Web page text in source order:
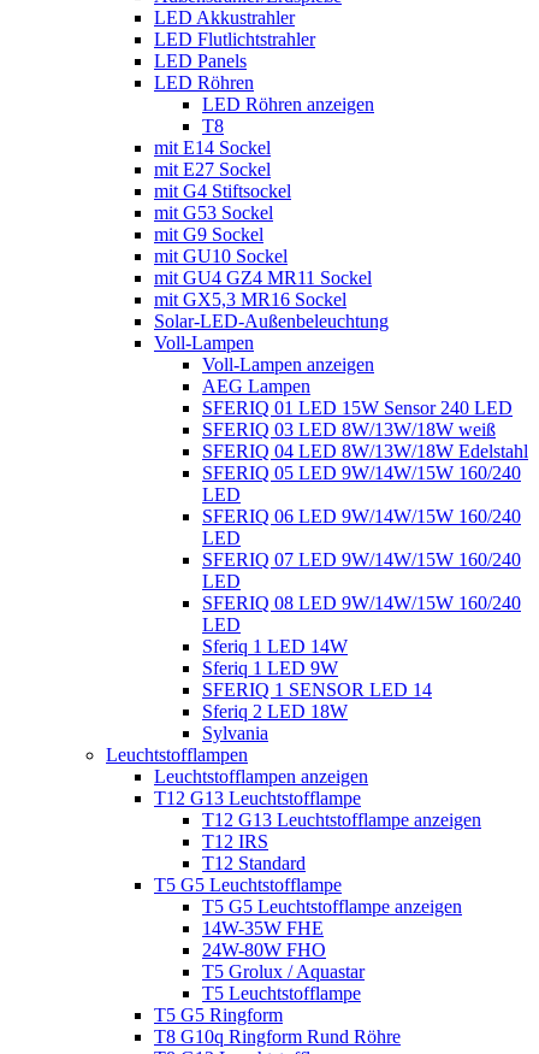
LED Akkustrahler
LED Flutlichtstrahler
LED Panels
LED Röhren
LED Röhren anzeigen
T8
mit E14 Sockel
mit E27 Sockel
mit G4 Stiftsockel
mit G53 Sockel
mit G9 Sockel
mit GU10 Sockel
mit GU4 GZ4 MR11 Sockel
mit GX5,3 MR16 Sockel
Solar-LED-Außenbeleuchtung
Voll-Lampen
Voll-Lampen anzeigen
AEG Lampen
SFERIQ 01 LED 15W Sensor 240 LED
SFERIQ 03 LED 8W/13W/18W weiß
SFERIQ 04 LED 8W/13W/18W Edelstahl
SFERIQ 05 LED 9W/14W/15W 160/240
LED
SFERIQ 06 LED 9W/14W/15W 160/240
LED
SFERIQ 07 LED 9W/14W/15W 160/240
LED
SFERIQ 08 LED 9W/14W/15W 160/240
LED
Sferiq 1 LED 14W
Sferiq 1 LED 9W
SFERIQ 1 SENSOR LED 14
Sferiq 2 LED 18W
Sylvania
Leuchtstofflampen
Leuchtstofflampen anzeigen
T12 G13 Leuchtstofflampe
T12 G13 Leuchtstofflampe anzeigen
T12 IRS
T12 Standard
T5 G5 Leuchtstofflampe
T5 G5 Leuchtstofflampe anzeigen
14W-35W FHE
24W-80W FHO
T5 Grolux / Aquastar
T5 Leuchtstofflampe
T5 G5 Ringform
T8 G10q Ringform Rund Röhre